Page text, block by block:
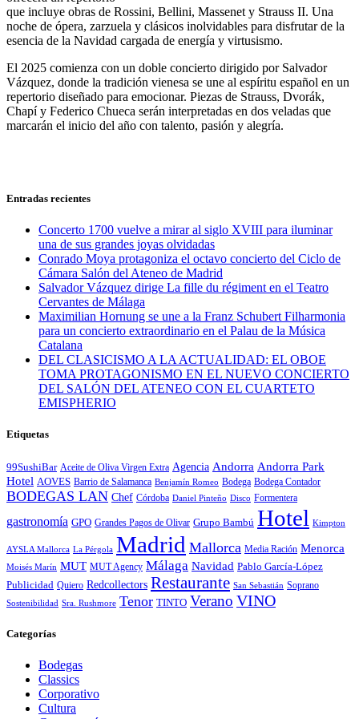
que incluye obras de Rossini, Bellini, Massenet y Strauss II. Una
noche de ópera, zarzuela y clásicos inolvidables para disfrutar de la
esencia de la Navidad cargada de energía y virtusismo.
El 2025 comienza con un doble concierto dirigido por Salvador
Vázquez, donde la tradición vienesa se une al espíritu español en un
repertorio diseñado para emocionar. Piezas de Strauss, Dvorák,
Chapí y Federico Chueca serán interpretadas en dos veladas que
marcarán el inicio del año con talento, pasión y alegría.
Entradas recientes
Concerto 1700 vuelve a mirar al siglo XVIII para iluminar
una de sus grandes joyas olvidadas
Conrado Moya protagoniza el octavo concierto del Ciclo de
Cámara Salón del Ateneo de Madrid
Salvador Vázquez dirige La fille du régiment en el Teatro
Cervantes de Málaga
Maximilian Hornung se une a la Franz Schubert Filharmonia
para un concierto extraordinario en el Palau de la Música
Catalana
DEL CLASICISMO A LA ACTUALIDAD: EL OBOE
TOMA PROTAGONISMO EN EL NUEVO CONCIERTO
DEL SALÓN DEL ATENEO CON EL CUARTETO
EMISPHERIO
Etiquetas
99SushiBar Aceite de Oliva Virgen Extra Agencia Andorra Andorra Park
Hotel AOVES Barrio de Salamanca Benjamín Romeo Bodega Bodega Contador
BODEGAS LAN Chef Córdoba Daniel Pinteño Disco Formentera
gastronomía GPO Grandes Pagos de Olivar Grupo Bambú Hotel Kimpton
AYSLA Mallorca La Pérgola Madrid Mallorca Media Ración Menorca
Moisés Marín MUT MUT Agency Málaga Navidad Pablo García-López
Publicidad Quiero Redcollectors Restaurante San Sebastián Soprano
Sostenibilidad Sra. Rushmore Tenor TINTO Verano VINO
Categorías
Bodegas
Classics
Corporativo
Cultura